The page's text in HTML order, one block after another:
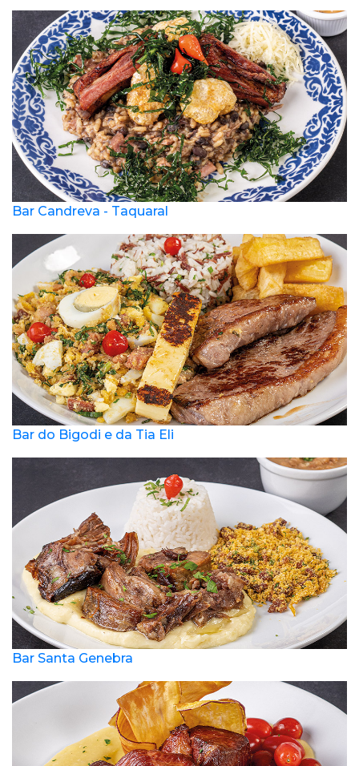
Bar Candreva - Taquaral
Bar do Bigodi e da Tia Eli
Bar Santa Genebra